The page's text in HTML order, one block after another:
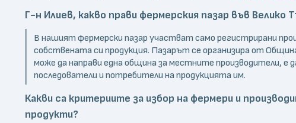
Г-н Илиев, какво прави фермерския пазар във Велико
В нашият фермерски пазар участват само регистрирани
собствената си продукция. Пазарът се организира от
може да направи една община за местните производители,
последователи и потребители на продукцията им.
Какви са критериите за избор на фермери и
продукти?